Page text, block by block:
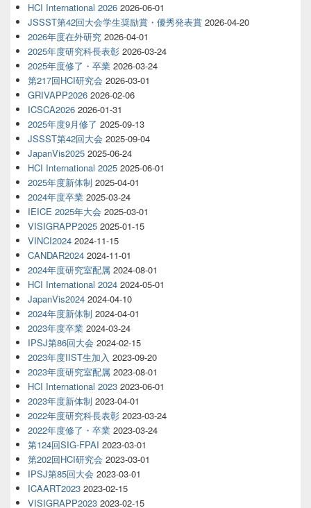
HCI International 2026 2026-06-01
JSSST第42回大会学生奨励賞・優秀発表賞 2026-04-20
2026年度在外研究 2026-04-01
2025年度研究科長表彰 2026-03-24
2025年度修了・卒業 2026-03-24
第217回HCI研究会 2026-03-01
GRIVAPP2026 2026-02-06
ICSCA2026 2026-01-31
2025年度9月修了 2025-09-13
JSSST第42回大会 2025-09-04
JapanVis2025 2025-06-24
HCI International 2025 2025-06-01
2025年度新体制 2025-04-01
2024年度卒業 2025-03-24
IEICE 2025年大会 2025-03-01
VISIGRAPP2025 2025-01-15
VINCI2024 2024-11-15
CANDAR2024 2024-11-01
2024年度研究室配属 2024-08-01
HCI International 2024 2024-05-01
JapanVis2024 2024-04-10
2024年度新体制 2024-04-01
2023年度卒業 2024-03-24
IPSJ第86回大会 2024-02-15
2023年度IIST生加入 2023-09-20
2023年度研究室配属 2023-08-01
HCI International 2023 2023-06-01
2023年度新体制 2023-04-01
2022年度研究科長表彰 2023-03-24
2022年度修了・卒業 2023-03-24
第124回SIG-FPAI 2023-03-01
第202回HCI研究会 2023-03-01
IPSJ第85回大会 2023-03-01
ICAART2023 2023-02-15
VISIGRAPP2023 2023-02-15